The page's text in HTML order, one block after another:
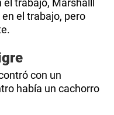
trabajo, Marshalll
el trabajo, pero
con un
había un cachorro